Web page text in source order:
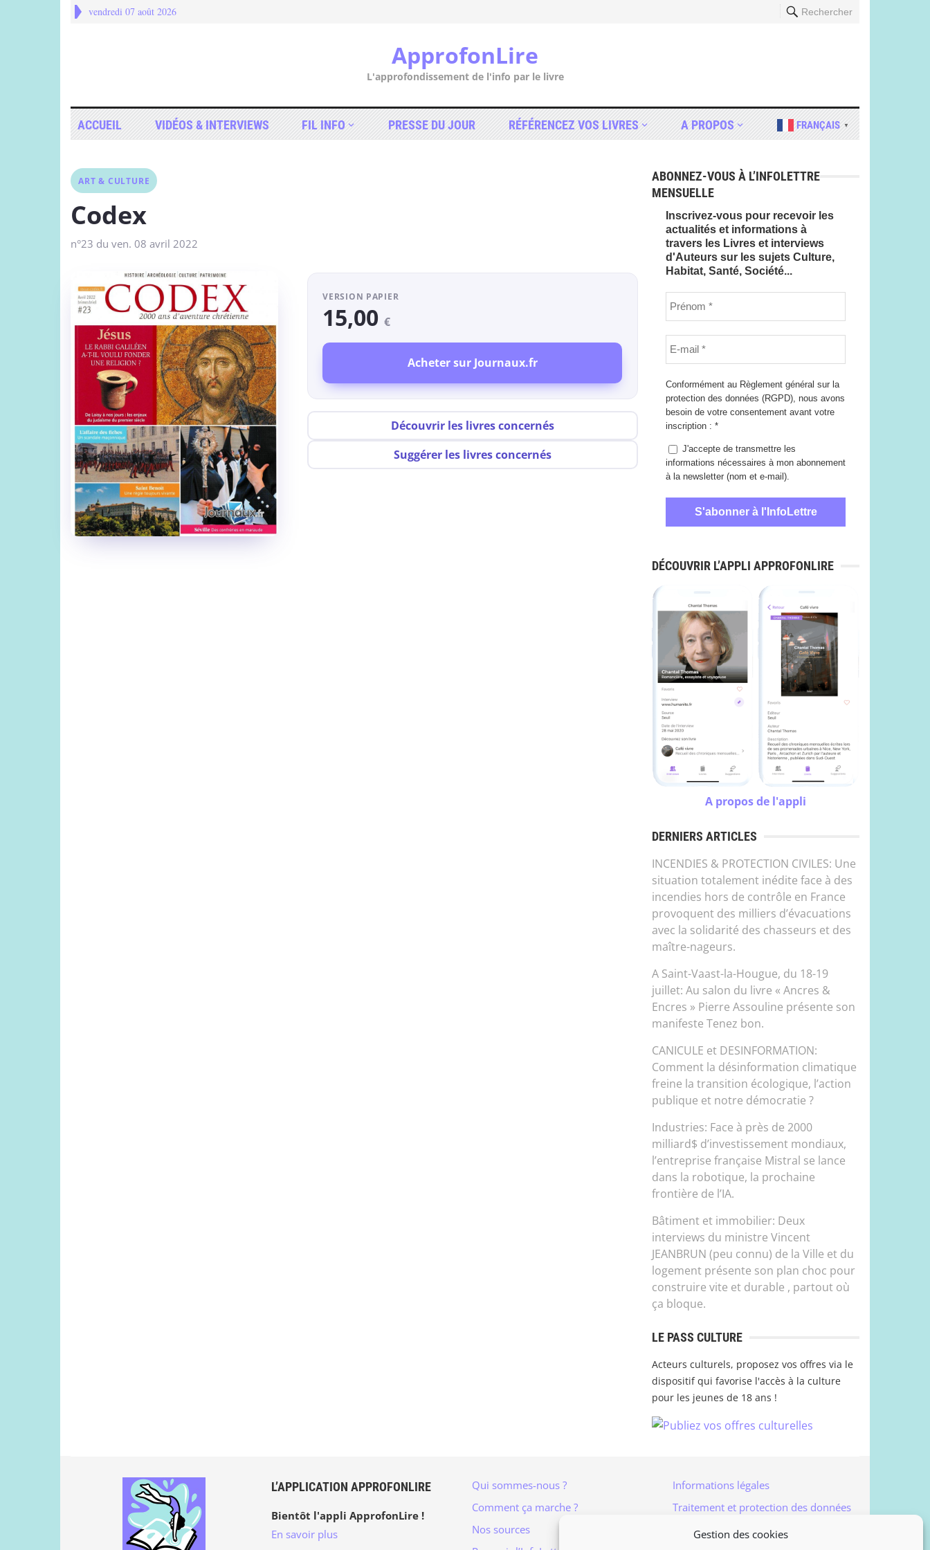
Gestion des cookies
vendredi 07 août 2026 Rechercher
ApprofonLire
L'approfondissement de l'info par le livre
ACCUEIL VIDÉOS & INTERVIEWS FIL INFO PRESSE DU JOUR RÉFÉRENCEZ VOS LIVRES A PROPOS FRANÇAIS ▼
ART & CULTURE
Codex
n°23 du ven. 08 avril 2022
VERSION PAPIER
15,00€
Acheter sur Journaux.fr
Découvrir les livres concernés
Suggérer les livres concernés
ABONNEZ-VOUS À L’INFOLETTRE
MENSUELLE
Inscrivez-vous pour recevoir les
actualités et informations à
travers les Livres et interviews
d'Auteurs sur les sujets Culture,
Habitat, Santé, Société...
Conformément au Règlement général sur la
protection des données (RGPD), nous avons
besoin de votre consentement avant votre
inscription : *
J'accepte de transmettre les
informations nécessaires à mon abonnement
à la newsletter (nom et e-mail).
DÉCOUVRIR L’APPLI APPROFONLIRE
A propos de l'appli
DERNIERS ARTICLES
INCENDIES & PROTECTION CIVILES: Une
situation totalement inédite face à des
incendies hors de contrôle en France
provoquent des milliers d’évacuations
avec la solidarité des chasseurs et des
maître-nageurs.
A Saint-Vaast-la-Hougue, du 18-19
juillet: Au salon du livre « Ancres &
Encres » Pierre Assouline présente son
manifeste Tenez bon.
CANICULE et DESINFORMATION:
Comment la désinformation climatique
freine la transition écologique, l’action
publique et notre démocratie ?
Industries: Face à près de 2000
milliard$ d’investissement mondiaux,
l’entreprise française Mistral se lance
dans la robotique, la prochaine
frontière de l’IA.
Bâtiment et immobilier: Deux
interviews du ministre Vincent
JEANBRUN (peu connu) de la Ville et du
logement présente son plan choc pour
construire vite et durable , partout où
ça bloque.
LE PASS CULTURE
Acteurs culturels, proposez vos offres via le
dispositif qui favorise l'accès à la culture
pour les jeunes de 18 ans !
L’APPLICATION APPROFONLIRE
Bientôt l'appli ApprofonLire !
En savoir plus
Qui sommes-nous ?
Comment ça marche ?
Nos sources
Informations légales
Traitement et protection des données
Accès à vos données personnelles